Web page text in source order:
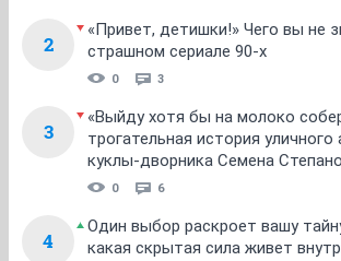
2
«Привет, детишки!» Чего вы не
страшном сериале 90-х
0 3
3
«Выйду хотя бы на молоко
трогательная история уличного
куклы-дворника Семена
0 6
4
Один выбор раскроет вашу
какая скрытая сила живет